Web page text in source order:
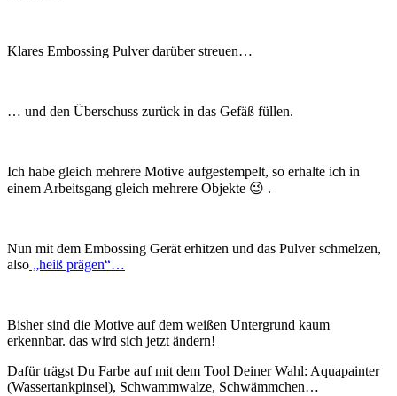
Klares Embossing Pulver darüber streuen…
… und den Überschuss zurück in das Gefäß füllen.
Ich habe gleich mehrere Motive aufgestempelt, so erhalte ich in
einem Arbeitsgang gleich mehrere Objekte 😉 .
Nun mit dem Embossing Gerät erhitzen und das Pulver schmelzen,
also „heiß prägen“…
Bisher sind die Motive auf dem weißen Untergrund kaum
erkennbar. das wird sich jetzt ändern!
Dafür trägst Du Farbe auf mit dem Tool Deiner Wahl: Aquapainter
(Wassertankpinsel), Schwammwalze, Schwämmchen…